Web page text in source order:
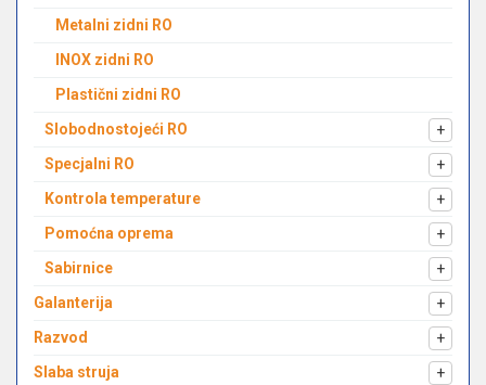
Metalni zidni RO
INOX zidni RO
Plastični zidni RO
Slobodnostojeći RO
+
Specjalni RO
+
Kontrola temperature
+
Pomoćna oprema
+
Sabirnice
+
Galanterija
+
Razvod
+
Slaba struja
+